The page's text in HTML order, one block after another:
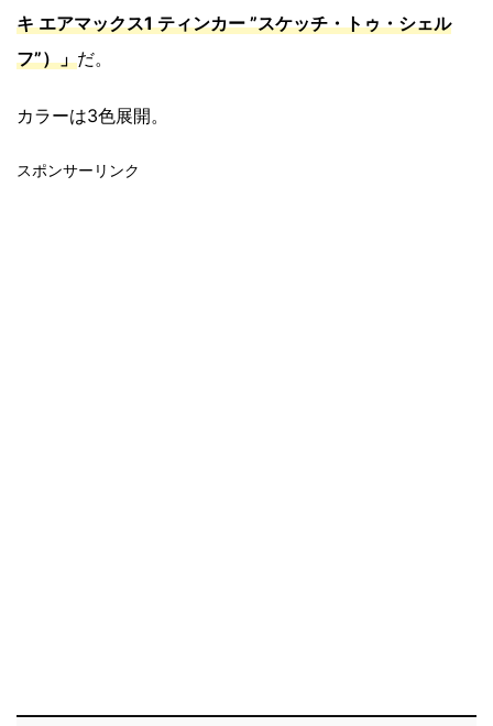
キ エアマックス1 ティンカー ”スケッチ・トゥ・シェル
フ”）」だ。
カラーは3色展開。
スポンサーリンク